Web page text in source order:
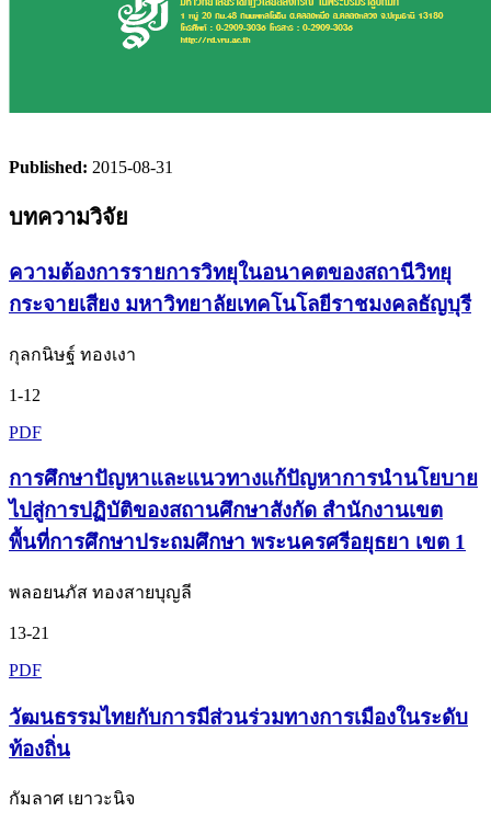
Published: 2015-08-31
บทความวิจัย
ความต้องการรายการวิทยุในอนาคตของสถานีวิทยุ
กระจายเสียง มหาวิทยาลัยเทคโนโลยีราชมงคลธัญบุรี
กุลกนิษฐ์ ทองเงา
1-12
PDF
การศึกษาปัญหาและแนวทางแก้ปัญหาการนำนโยบาย
ไปสู่การปฏิบัติของสถานศึกษาสังกัด สำนักงานเขต
พื้นที่การศึกษาประถมศึกษา พระนครศรีอยุธยา เขต 1
พลอยนภัส ทองสายบุญลี
13-21
PDF
วัฒนธรรมไทยกับการมีส่วนร่วมทางการเมืองในระดับ
ท้องถิ่น
กัมลาศ เยาวะนิจ